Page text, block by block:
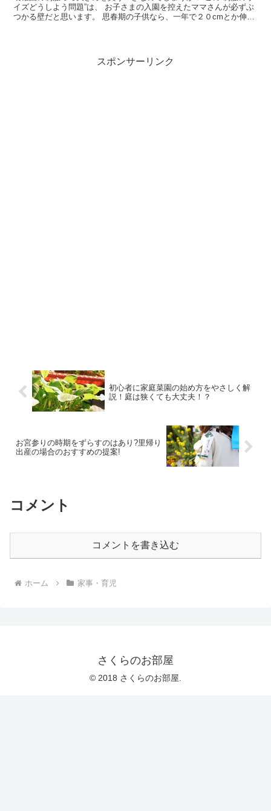
イズどうしよう問題”は、 お子さまの入園を控えたママさんが必ずぶ
つかる壁だと思います。 思春期の子供なら、一年で２０cmとか伸び
スポンサーリンク
初心者に家庭菜園の始め方をやさしく解
説！庭は狭くても大丈夫！？
お宮参りの時期をずらすのはあり?里帰り
出産の場合のおすすめの提案!
コメント
コメントを書き込む
ホーム 家事・育児
さくらのお部屋
© 2018 さくらのお部屋.